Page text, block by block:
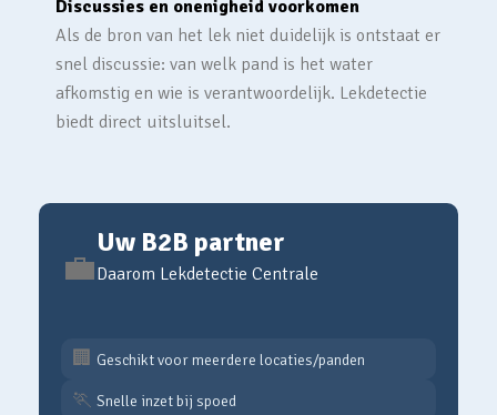
Discussies en onenigheid voorkomen
Als de bron van het lek niet duidelijk is ontstaat er
snel discussie: van welk pand is het water
afkomstig en wie is verantwoordelijk. Lekdetectie
biedt direct uitsluitsel.
💼
Uw B2B partner
Daarom Lekdetectie Centrale
🏢 Geschikt voor meerdere locaties/panden
🏃 Snelle inzet bij spoed